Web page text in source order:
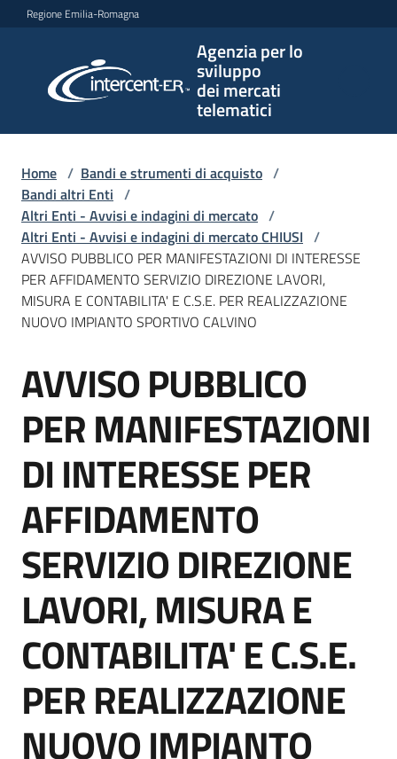
Vai al contenuto
Vai alla navigazione
Vai al footer
Regione Emilia-Romagna
Agenzia per lo
sviluppo
dei mercati
telematici
per lo
sviluppo
telematici
L'Agenzia
Bandi
strumenti
di
Supporto
Piattaforme
telematiche
English
site
Home / Bandi e strumenti di acquisto /
Bandi altri Enti /
Altri Enti - Avvisi e indagini di mercato /
Altri Enti - Avvisi e indagini di mercato CHIUSI /
AVVISO PUBBLICO PER MANIFESTAZIONI DI INTERESSE
PER AFFIDAMENTO SERVIZIO DIREZIONE LAVORI,
MISURA E CONTABILITA' E C.S.E. PER REALIZZAZIONE
NUOVO IMPIANTO SPORTIVO CALVINO
Salta al contenuto
AVVISO PUBBLICO
PER MANIFESTAZIONI
DI INTERESSE PER
AFFIDAMENTO
SERVIZIO DIREZIONE
LAVORI, MISURA E
CONTABILITA' E C.S.E.
PER REALIZZAZIONE
NUOVO IMPIANTO